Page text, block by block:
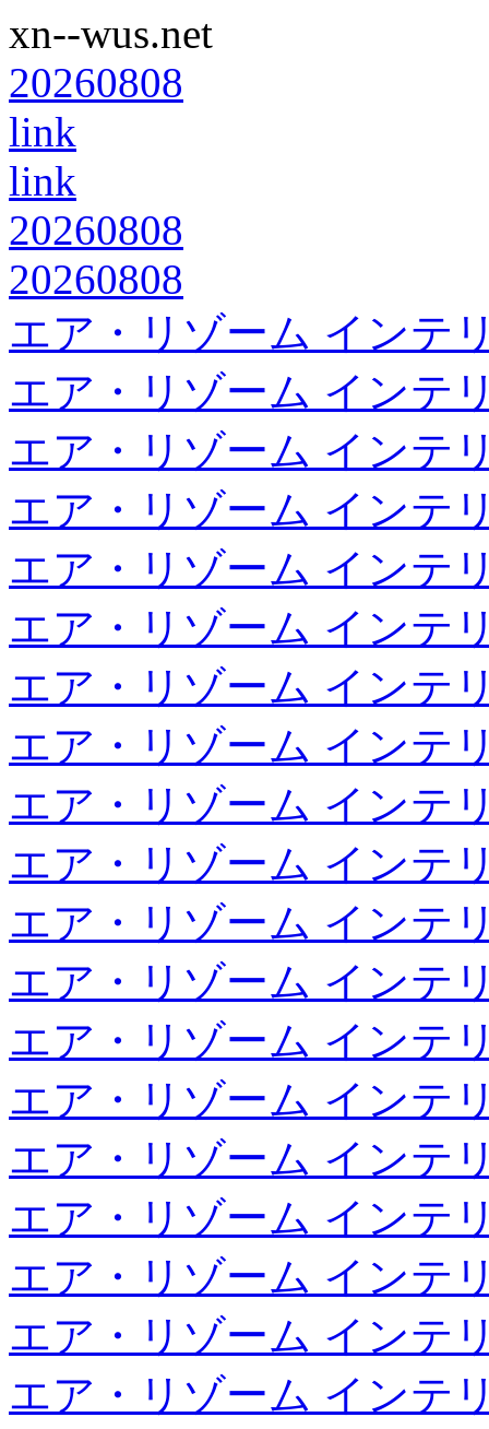
xn--wus.net
20260808
link
link
20260808
20260808
エア・リゾーム インテ
エア・リゾーム インテ
エア・リゾーム インテ
エア・リゾーム インテ
エア・リゾーム インテ
エア・リゾーム インテ
エア・リゾーム インテ
エア・リゾーム インテ
エア・リゾーム インテ
エア・リゾーム インテ
エア・リゾーム インテ
エア・リゾーム インテ
エア・リゾーム インテ
エア・リゾーム インテ
エア・リゾーム インテ
エア・リゾーム インテ
エア・リゾーム インテ
エア・リゾーム インテ
エア・リゾーム インテ